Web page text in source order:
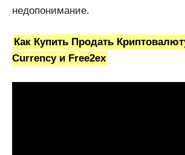
недопонимание.
Как Купить Продать
Currency и Free2ex